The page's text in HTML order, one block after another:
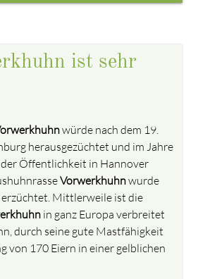
ist sehr
würde nach dem 19.
herausgezüchtet und im Jahre
Öffentlichkeit in Hannover
Vorwerkhuhnwurde
Mittlerweile ist die
in ganz Europa verbreitet
durch seine gute Mastfähigkeit
von 170 Eiern in einer gelblichen